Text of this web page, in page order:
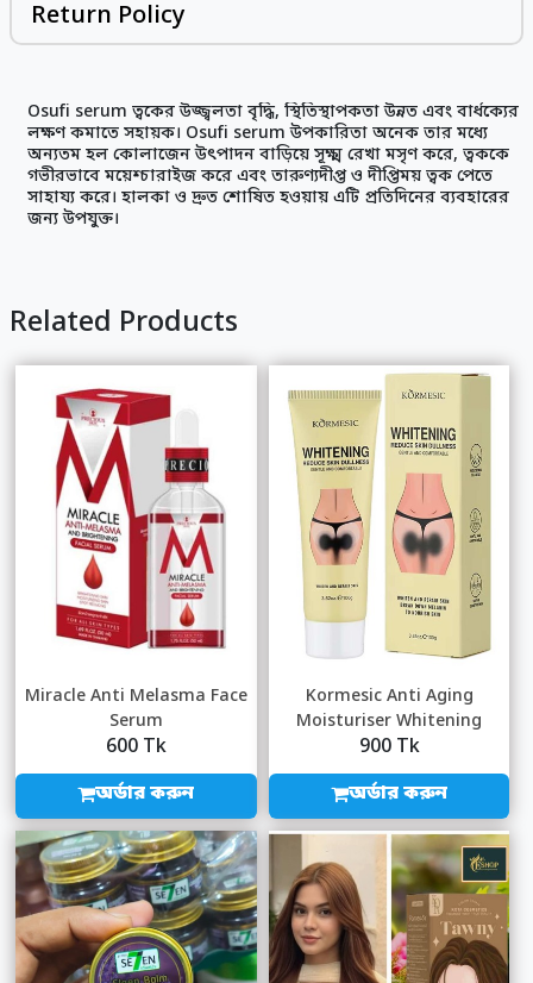
Return Policy
Osufi serum ত্বকের উজ্জ্বলতা বৃদ্ধি, স্থিতিস্থাপকতা উন্নত এবং বার্ধক্যের
লক্ষণ কমাতে সহায়ক। Osufi serum উপকারিতা অনেক তার মধ্যে
অন্যতম হল কোলাজেন উৎপাদন বাড়িয়ে সূক্ষ্ম রেখা মসৃণ করে, ত্বককে
গভীরভাবে ময়েশ্চারাইজ করে এবং তারুণ্যদীপ্ত ও দীপ্তিময় ত্বক পেতে
সাহায্য করে। হালকা ও দ্রুত শোষিত হওয়ায় এটি প্রতিদিনের ব্যবহারের
জন্য উপযুক্ত।
Related Products
Miracle Anti Melasma Face
Serum
600 Tk
অর্ডার করুন
Kormesic Anti Aging
Moisturiser Whitening
Private Cream 100g...
900 Tk
অর্ডার করুন